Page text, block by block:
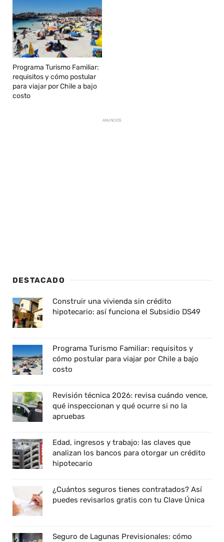
Programa Turismo Familiar:
requisitos y cómo postular
para viajar por Chile a bajo
costo
ANUNCIOS
DESTACADO
Construir una vivienda sin crédito
hipotecario: así funciona el Subsidio DS49
Programa Turismo Familiar: requisitos y
cómo postular para viajar por Chile a bajo
costo
Revisión técnica 2026: revisa cuándo vence,
qué inspeccionan y qué ocurre si no la
apruebas
Edad, ingresos y trabajo: las claves que
analizan los bancos para otorgar un crédito
hipotecario
¿Cuántos seguros tienes contratados? Así
puedes revisarlos gratis con tu Clave Única
Seguro de Lagunas Previsionales: cómo